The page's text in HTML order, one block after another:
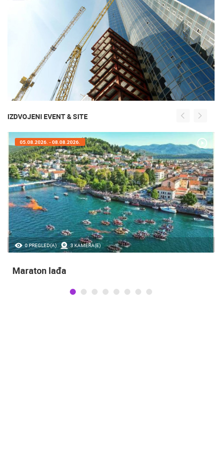
IZDVOJENI EVENT & SITE
0 PREGLED(A) 3 KAMERA(E)
05.08.2026. - 08.08.2026.
Maraton lađa